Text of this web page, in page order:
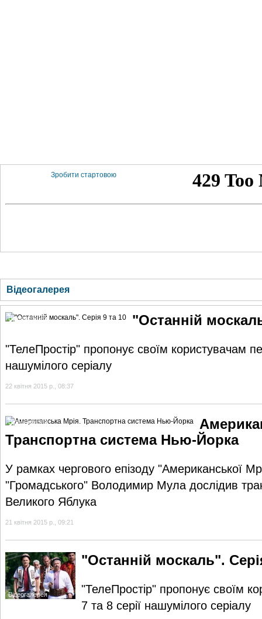
Зробити стартовою
Відеогалерея
Відеогалерея "Останній
"ТелеПростір" пропонує своїм користувачам
нашумілого серіалу
22 квітня 2015 р., 08:37
Відеогалерея
Транспортна система Нью-Йорка
У рамках чергового епізоду "Американської
"Громадського" Володимир Мула дослідив
Великого Яблука
21 квітня 2015 р., 09:21
Відеогалерея
"Останній москаль".
"ТелеПростір" пропонує своїм
7 та 8 серії нашумілого серіалу